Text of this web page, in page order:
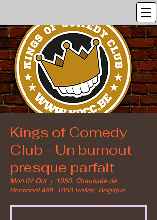
Kings of Comedy
Club - Un burnout
presque parfait
Mon 02 Oct
  |
1050, Chaussée de
Boondael 489, 1050 Ixelles, Belgique